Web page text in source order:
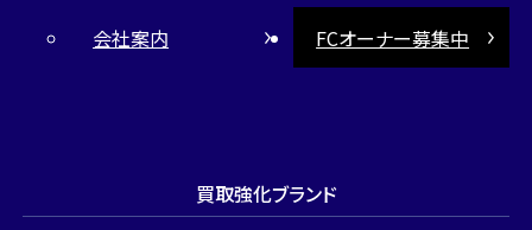
会社案内
FCオーナー募集中
買取強化ブランド